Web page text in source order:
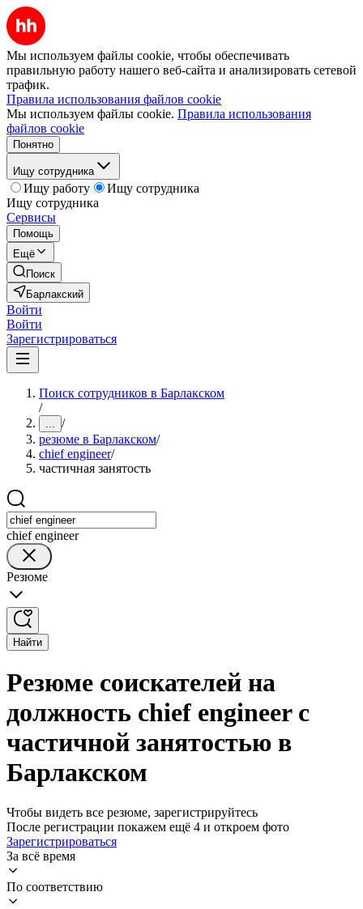
Мы используем файлы cookie, чтобы обеспечивать
правильную работу нашего веб-сайта и анализировать сетевой
трафик.
Правила использования файлов cookie
Мы используем файлы cookie. Правила использования
файлов cookie
Понятно
Ищу сотрудника
Ищу работу
Ищу сотрудника
Ищу сотрудника
Сервисы
Помощь
Ещё
Поиск
Барлакский
Войти
Войти
Зарегистрироваться
Поиск сотрудников в Барлакском
/
... /
резюме в Барлакском/
chief engineer/
частичная занятость
chief engineer
Резюме
Найти
Резюме соискателей на
должность chief engineer с
частичной занятостью в
Барлакском
Чтобы видеть все резюме, зарегистрируйтесь
После регистрации покажем ещё 4 и откроем фото
Зарегистрироваться
За всё время
По соответствию